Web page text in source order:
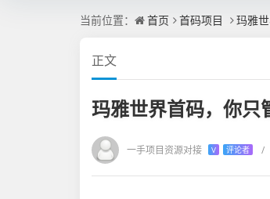
当前位置： 首页 首码项目 玛雅
正文
玛雅世界首码，你只
一手项目资源对接 V 评论者 /